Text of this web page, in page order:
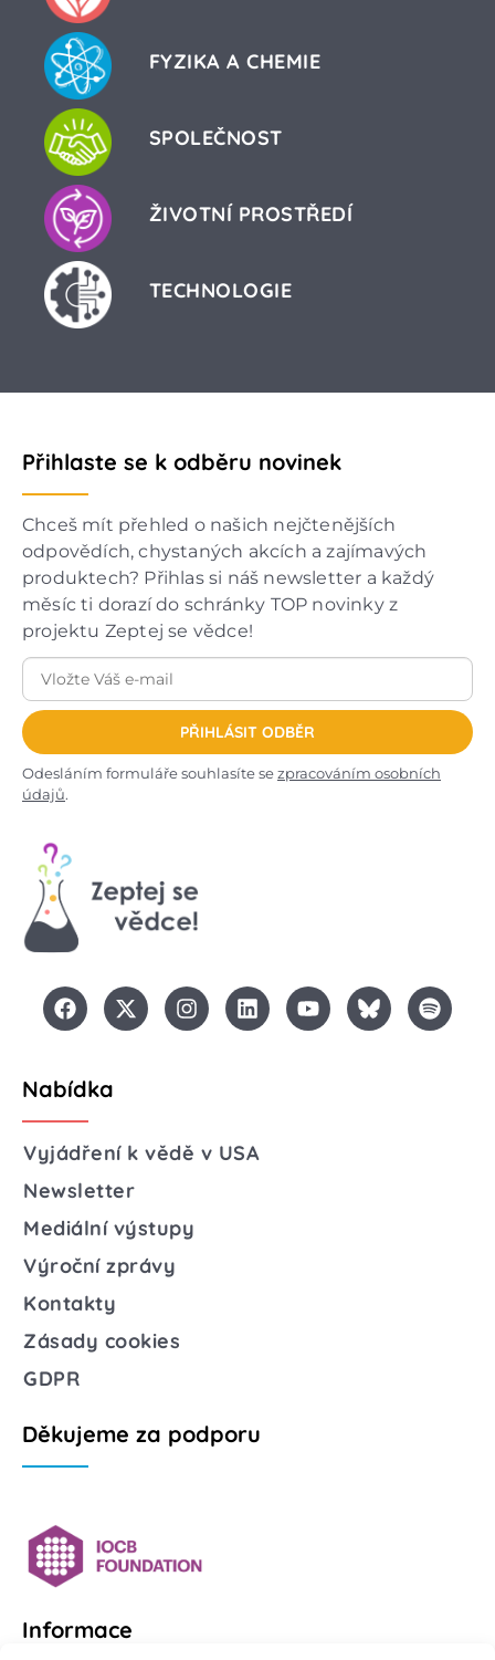
FYZIKA A CHEMIE
SPOLEČNOST
ŽIVOTNÍ PROSTŘEDÍ
TECHNOLOGIE
Přihlaste se k odběru novinek
Chceš mít přehled o našich nejčtenějších
odpovědích, chystaných akcích a zajímavých
produktech? Přihlas si náš newsletter a každý
měsíc ti dorazí do schránky TOP novinky z
projektu Zeptej se vědce!
PŘIHLÁSIT ODBĚR
Odesláním formuláře souhlasíte sezpracováním osobních
údajů.
Nabídka
Vyjádření k vědě v USA
Newsletter
Mediální výstupy
Výroční zprávy
Kontakty
Zásady cookies
GDPR
Děkujeme za podporu
Informace